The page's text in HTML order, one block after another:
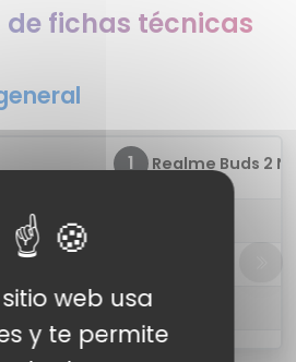
fichas técnicas
1 Realme Buds 2
cableado
sitio web usa
y te permite